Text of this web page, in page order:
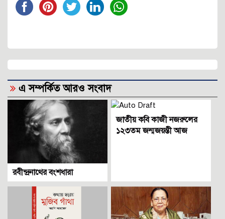
এ সম্পর্কিত আরও সংবাদ
রবীন্দ্রনাথের বংশধারা
জাতীয় কবি কাজী নজরুলের
১২৩তম জন্মজয়ন্তী আজ